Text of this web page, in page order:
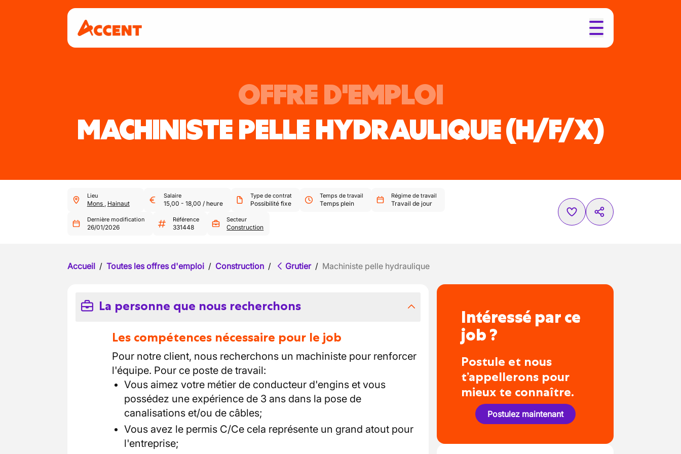
OFFRE D'EMPLOI
MACHINISTE PELLE HYDRAULIQUE(H/F/X)
Lieu
Mons , Hainaut
Salaire
15,00 - 18,00 / heure
Type de contrat
Possibilité fixe
Temps de travail
Temps plein
Régime de travail
Travail de jour
Dernière modification
26/01/2026
Référence
331448
Secteur
Construction
Accueil / Toutes les offres d'emploi / Construction / Grutier / Machiniste pelle hydraulique
La personne que nous recherchons
Les compétences nécessaire pour le job
Pour notre client, nous recherchons un machiniste pour renforcer
l'équipe. Pour ce poste de travail:
Vous aimez votre métier de conducteur d'engins et vous
possédez une expérience de 3 ans dans la pose de
canalisations et/ou de câbles;
Vous avez le permis C/Ce cela représente un grand atout pour
l'entreprise;
Intéressé par ce
job ?
Postule et nous
t’appellerons pour
mieux te connaître.
Postulez maintenant